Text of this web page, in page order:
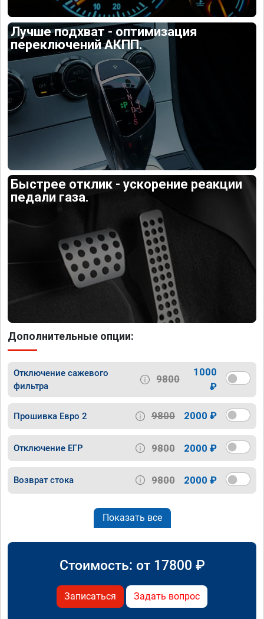
Лучше подхват - оптимизация
переключений АКПП.
Быстрее отклик - ускорение реакции
педали газа.
Дополнительные опции:
Отключение сажевого
фильтра
9800
1000
₽
Прошивка Евро 2 9800 2000 ₽
Отключение ЕГР 9800 2000 ₽
Возврат стока 9800 2000 ₽
Показать все
Стоимость: от 17800 ₽
Записаться Задать вопрос